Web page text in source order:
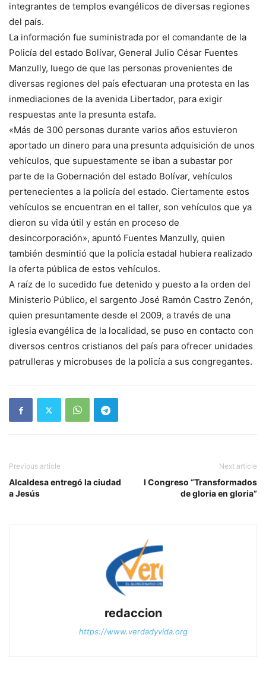
integrantes de templos evangélicos de diversas regiones
del país.
La información fue suministrada por el comandante de la
Policía del estado Bolívar, General Julio César Fuentes
Manzully, luego de que las personas provenientes de
diversas regiones del país efectuaran una protesta en las
inmediaciones de la avenida Libertador, para exigir
respuestas ante la presunta estafa.
«Más de 300 personas durante varios años estuvieron
aportado un dinero para una presunta adquisición de unos
vehículos, que supuestamente se iban a subastar por
parte de la Gobernación del estado Bolívar, vehículos
pertenecientes a la policía del estado. Ciertamente estos
vehículos se encuentran en el taller, son vehículos que ya
dieron su vida útil y están en proceso de
desincorporación», apuntó Fuentes Manzully, quien
también desmintió que la policía estadal hubiera realizado
la oferta pública de estos vehículos.
A raíz de lo sucedido fue detenido y puesto a la orden del
Ministerio Público, el sargento José Ramón Castro Zenón,
quien presuntamente desde el 2009, a través de una
iglesia evangélica de la localidad, se puso en contacto con
diversos centros cristianos del país para ofrecer unidades
patrulleras y microbuses de la policía a sus congregantes.
Previous article
Alcaldesa entregó la ciudad
a Jesús
Next article
I Congreso “Transformados
de gloria en gloria”
redaccion
https://www.verdadyvida.org